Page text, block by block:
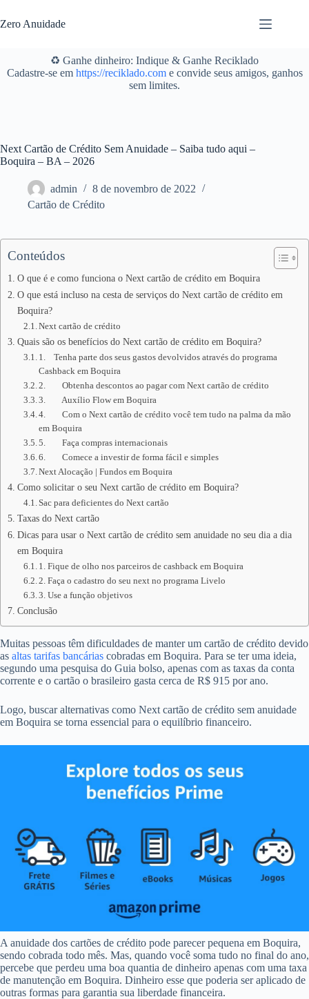
para
o
Zero Anuidade
♻️ Ganhe dinheiro: Indique & Ganhe Reciklado
Cadastre-se em https://reciklado.come convide seus amigos, ganhos
sem limites.
Next Cartão de Crédito Sem Anuidade – Saiba tudo aqui –
Boquira – BA – 2026
admin
8 de novembro de 2022
Cartão de Crédito
Conteúdos
O que é e como funciona o Next cartão de crédito em Boquira
O que está incluso na cesta de serviços do Next cartão de crédito em
Boquira?
Next cartão de crédito
Quais são os benefícios do Next cartão de crédito em Boquira?
1. Tenha parte dos seus gastos devolvidos através do programa
Cashback em Boquira
2. Obtenha descontos ao pagar com Next cartão de crédito
3. Auxílio Flow em Boquira
4. Com o Next cartão de crédito você tem tudo na palma da mão
em Boquira
5. Faça compras internacionais
6. Comece a investir de forma fácil e simples
Next Alocação | Fundos em Boquira
Como solicitar o seu Next cartão de crédito em Boquira?
Sac para deficientes do Next cartão
Taxas do Next cartão
Dicas para usar o Next cartão de crédito sem anuidade no seu dia a dia
em Boquira
1. Fique de olho nos parceiros de cashback em Boquira
2. Faça o cadastro do seu next no programa Livelo
3. Use a função objetivos
Conclusão
Muitas pessoas têm dificuldades de manter um cartão de crédito devido
as altas tarifas bancárias cobradas em Boquira. Para se ter uma ideia,
segundo uma pesquisa do Guia bolso, apenas com as taxas da conta
corrente e o cartão o brasileiro gasta cerca de R$ 915 por ano.
Logo, buscar alternativas como Next cartão de crédito sem anuidade
em Boquira se torna essencial para o equilíbrio financeiro.
A anuidade dos cartões de crédito pode parecer pequena em Boquira,
sendo cobrada todo mês. Mas, quando você soma tudo no final do ano,
percebe que perdeu uma boa quantia de dinheiro apenas com uma taxa
de manutenção em Boquira. Dinheiro esse que poderia ser aplicado de
outras formas para garantia sua liberdade financeira.